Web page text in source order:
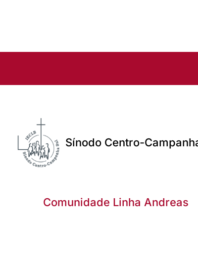
Sínodo Centro-
Comunidade Linha Andreas